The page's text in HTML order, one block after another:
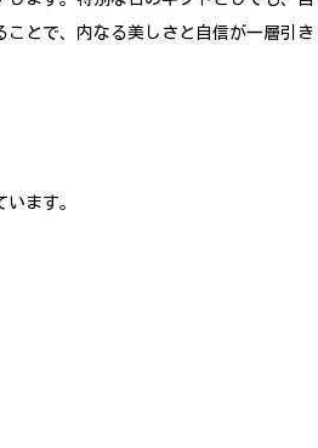
とで、内なる美しさと自信が一層引き
ます。